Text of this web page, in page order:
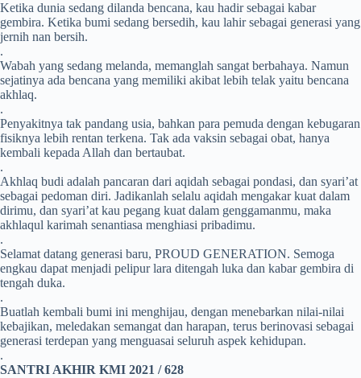
Ketika dunia sedang dilanda bencana, kau hadir sebagai kabar
gembira. Ketika bumi sedang bersedih, kau lahir sebagai generasi yang
jernih nan bersih.
.
Wabah yang sedang melanda, memanglah sangat berbahaya. Namun
sejatinya ada bencana yang memiliki akibat lebih telak yaitu bencana
akhlaq.
.
Penyakitnya tak pandang usia, bahkan para pemuda dengan kebugaran
fisiknya lebih rentan terkena. Tak ada vaksin sebagai obat, hanya
kembali kepada Allah dan bertaubat.
.
Akhlaq budi adalah pancaran dari aqidah sebagai pondasi, dan syari’at
sebagai pedoman diri. Jadikanlah selalu aqidah mengakar kuat dalam
dirimu, dan syari’at kau pegang kuat dalam genggamanmu, maka
akhlaqul karimah senantiasa menghiasi pribadimu.
.
Selamat datang generasi baru, PROUD GENERATION. Semoga
engkau dapat menjadi pelipur lara ditengah luka dan kabar gembira di
tengah duka.
.
Buatlah kembali bumi ini menghijau, dengan menebarkan nilai-nilai
kebajikan, meledakan semangat dan harapan, terus berinovasi sebagai
generasi terdepan yang menguasai seluruh aspek kehidupan.
.
SANTRI AKHIR KMI 2021 / 628